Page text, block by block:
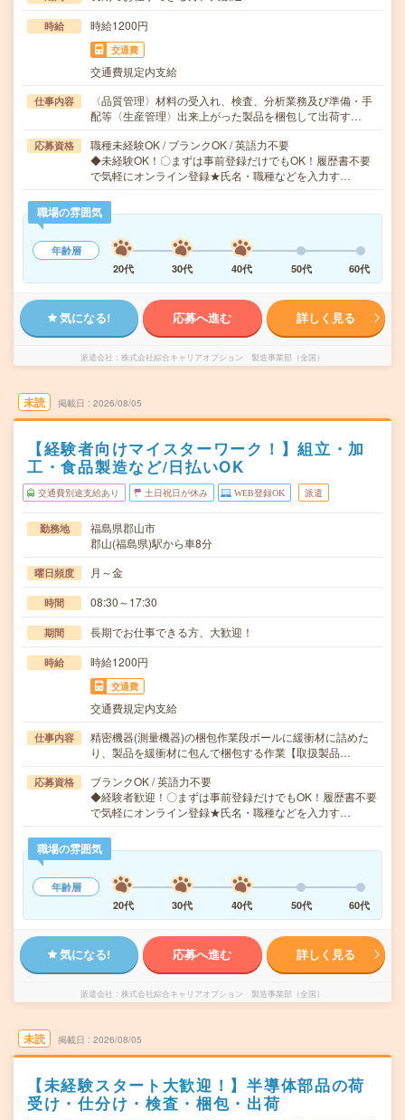
時給 時給1200円
交通費
交通費規定内支給
仕事内容
〈品質管理〉材料の受入れ、検査、分析業務及び準備・手
配等〈生産管理〉出来上がった製品を梱包して出荷す…
応募資格
職種未経験OK / ブランクOK / 英語力不要
◆未経験OK！〇まずは事前登録だけでもOK！履歴書不要
で気軽にオンライン登録★氏名・職種などを入力す…
職場の雰囲気
年齢層
20代
30代 40代 50代 60代
気になる! 応募へ進む 詳しく見る
派遣会社 株式会社綜合キャリアオプション 製造事業部（全国）
未読 掲載日 2026/08/05
【経験者向けマイスターワーク！】組立・加
工・食品製造など/日払いOK
交通費別途支給あり 土日祝日が休み WEB登録OK 派遣
勤務地
福島県郡山市
郡山(福島県)駅から車8分
曜日頻度 月～金
時間 08:30～17:30
期間 長期でお仕事できる方、大歓迎！
時給 時給1200円
交通費
交通費規定内支給
仕事内容
精密機器(測量機器)の梱包作業段ボールに緩衝材に詰めた
り、製品を緩衝材に包んで梱包する作業【取扱製品…
応募資格
ブランクOK / 英語力不要
◆経験者歓迎！〇まずは事前登録だけでもOK！履歴書不要
で気軽にオンライン登録★氏名・職種などを入力す…
職場の雰囲気
年齢層
20代
30代 40代 50代 60代
気になる! 応募へ進む 詳しく見る
派遣会社 株式会社綜合キャリアオプション 製造事業部（全国）
未読 掲載日 2026/08/05
【未経験スタート大歓迎！】半導体部品の荷
受け・仕分け・検査・梱包・出荷